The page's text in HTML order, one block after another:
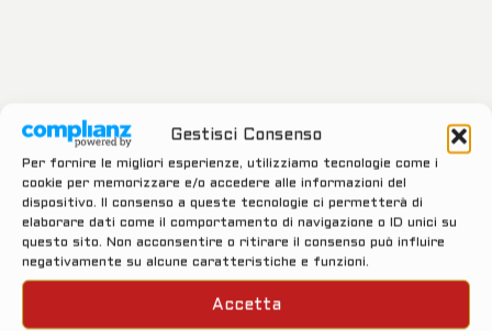
Gestisci Consenso
Per fornire le migliori esperienze, utilizziamo tecnologie come i
cookie per memorizzare e/o accedere alle informazioni del
dispositivo. Il consenso a queste tecnologie ci permetterà di
elaborare dati come il comportamento di navigazione o ID unici su
questo sito. Non acconsentire o ritirare il consenso può influire
negativamente su alcune caratteristiche e funzioni.
Accetta
...carica...